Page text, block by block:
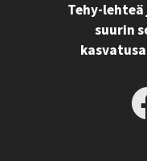
Tehy-lehteä
suurin